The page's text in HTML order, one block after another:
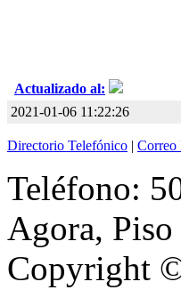
Actualizado al:
2021-01-06 11:22:26
Directorio Telefónico | Correo
Teléfono:
Agora, Piso
Copyright